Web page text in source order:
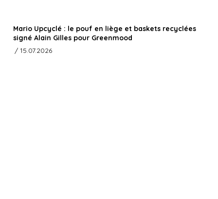
Mario Upcyclé : le pouf en liège et baskets recyclées
signé Alain Gilles pour Greenmood
/ 15.07.2026